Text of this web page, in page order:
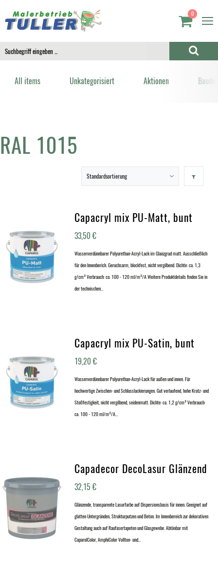
0
All items Unkategorisiert Aktionen
RAL 1015
Capacryl mix PU-Matt, bunt
33,50€
Wasserverdünnbarer Polyurethan-Acryl-Lack im Glanzgrad matt. Ausschließlich
für den Innenberich. Geruchsarm, blockfest, nicht vergilbend. Dichte: ca. 1,3
g/cm³ Verbrauch: ca. 100 - 120 ml/m²/A Weitere Produktdetails finden Sie in
der technischen…
Capacryl mix PU-Satin, bunt
19,20€
Wasserverdünnbarer Polyurethan-Acryl-Lack für außen und innen. Für
hochwertige Zwischen- und Schlusslackierungen. Gut verlaufend, hohe Kratz- und
Stoßfestigkeit, nicht vergilbend, seidenmatt. Dichte: ca. 1,2 g/cm³ Verbrauch:
ca. 100 - 120 ml/m²/A…
Capadecor DecoLasur Glänzend
32,15€
Glänzende, transparente Lasurfarbe auf Dispersionsbasis für innen. Geeignet auf
glatten Untergründen, Strukturputzen und Beton. Im Innenbereich zur dekorativen
Gestaltung auch auf Raufasertapeten und Glasgewebe. Abtönbar mit
CaparolColor, AmphiColor Vollton- und…